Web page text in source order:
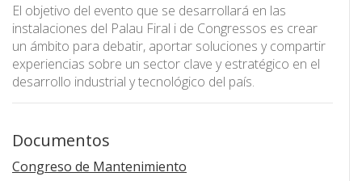
El objetivo del evento que se desarrollará en las
instalaciones del Palau Firal i de Congressos es crear
un ámbito para debatir, aportar soluciones y compartir
experiencias sobre un sector clave y estratégico en el
desarrollo industrial y tecnológico del país.
Documentos
Congreso de Mantenimiento